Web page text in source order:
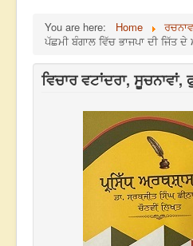
You are here: Home
ਪੱਛਮੀ ਬੰਗਾਲ ਵਿੱਚ ਭਾਜਪਾ ਦੀ ਜਿੱਤ
ਵਿਚਾਰ ਵਟਾਂਦਰਾ,